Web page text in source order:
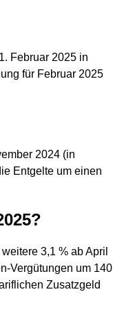
Februar 2025 in
für Februar 2025
2024 (in
Entgelte um einen
3,1 % ab April
Vergütungen um 140
Zusatzgeld